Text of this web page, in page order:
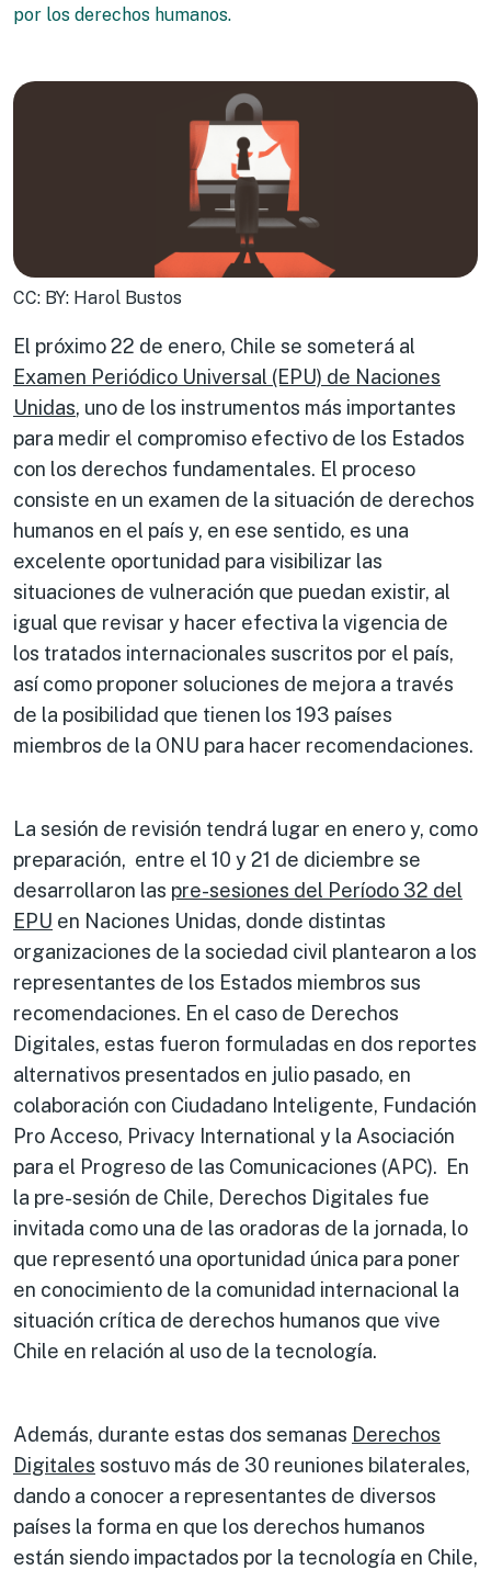
por los derechos humanos.
CC: BY: Harol Bustos
El próximo 22 de enero, Chile se someterá al
Examen Periódico Universal (EPU) de Naciones
Unidas, uno de los instrumentos más importantes
para medir el compromiso efectivo de los Estados
con los derechos fundamentales. El proceso
consiste en un examen de la situación de derechos
humanos en el país y, en ese sentido, es una
excelente oportunidad para visibilizar las
situaciones de vulneración que puedan existir, al
igual que revisar y hacer efectiva la vigencia de
los tratados internacionales suscritos por el país,
así como proponer soluciones de mejora a través
de la posibilidad que tienen los 193 países
miembros de la ONU para hacer recomendaciones.
La sesión de revisión tendrá lugar en enero y, como
preparación, entre el 10 y 21 de diciembre se
desarrollaron las pre-sesiones del Período 32 del
EPU en Naciones Unidas, donde distintas
organizaciones de la sociedad civil plantearon a los
representantes de los Estados miembros sus
recomendaciones. En el caso de Derechos
Digitales, estas fueron formuladas en dos reportes
alternativos presentados en julio pasado, en
colaboración con Ciudadano Inteligente, Fundación
Pro Acceso, Privacy International y la Asociación
para el Progreso de las Comunicaciones (APC). En
la pre-sesión de Chile, Derechos Digitales fue
invitada como una de las oradoras de la jornada, lo
que representó una oportunidad única para poner
en conocimiento de la comunidad internacional la
situación crítica de derechos humanos que vive
Chile en relación al uso de la tecnología.
Además, durante estas dos semanas Derechos
Digitales sostuvo más de 30 reuniones bilaterales,
dando a conocer a representantes de diversos
países la forma en que los derechos humanos
están siendo impactados por la tecnología en Chile,